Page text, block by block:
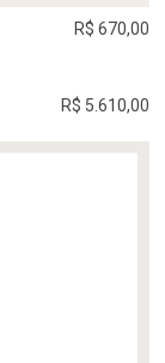
R$ 670,00
R$ 5.610,00